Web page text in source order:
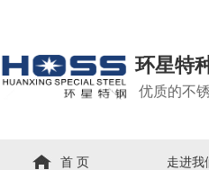
环星特
优质的不
首 页 走进我